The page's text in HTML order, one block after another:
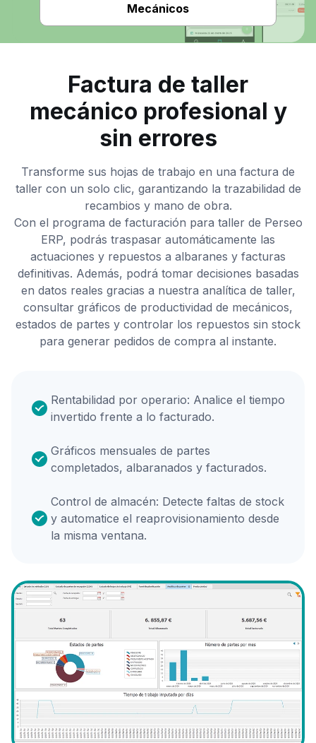
Mecánicos
Factura de taller
mecánico profesional y
sin errores
Transforme sus hojas de trabajo en una factura de
taller con un solo clic, garantizando la trazabilidad de
recambios y mano de obra.
Con el programa de facturación para taller de Perseo
ERP, podrás traspasar automáticamente las
actuaciones y repuestos a albaranes y facturas
definitivas. Además, podrá tomar decisiones basadas
en datos reales gracias a nuestra analítica de taller,
consultar gráficos de productividad de mecánicos,
estados de partes y controlar los repuestos sin stock
para generar pedidos de compra al instante.
Rentabilidad por operario: Analice el tiempo
invertido frente a lo facturado.
Gráficos mensuales de partes
completados, albaranados y facturados.
Control de almacén: Detecte faltas de stock
y automatice el reaprovisionamiento desde
la misma ventana.